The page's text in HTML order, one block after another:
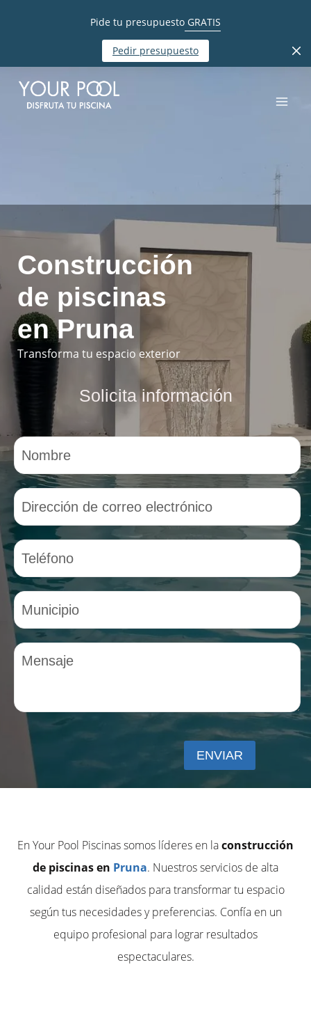
Pide tu presupuesto GRATIS
Pedir presupuesto
Construcción
de piscinas
en Pruna
Transforma tu espacio exterior
Solicita información
En Your Pool Piscinas somos líderes en laconstrucción
de piscinas en Pruna. Nuestros servicios de alta
calidad están diseñados para transformar tu espacio
según tus necesidades y preferencias. Confía en un
equipo profesional para lograr resultados
espectaculares.